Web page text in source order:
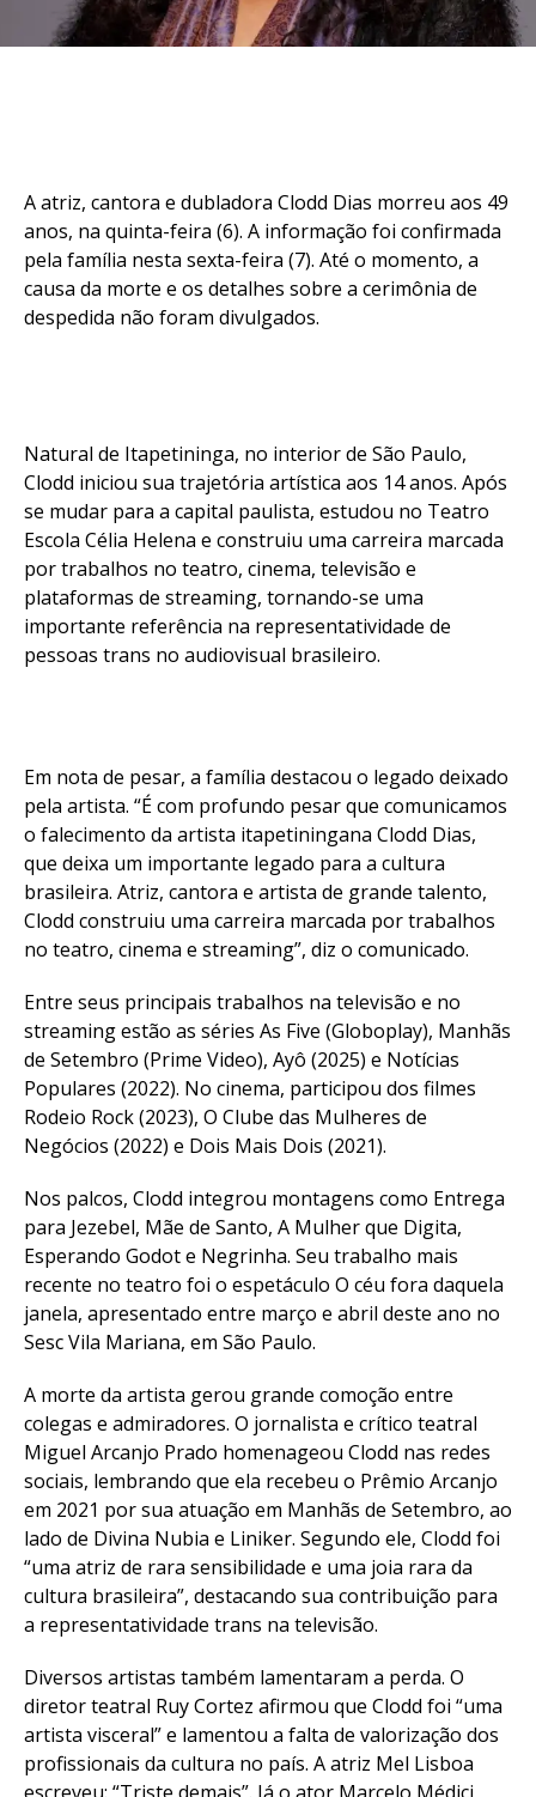
A atriz, cantora e dubladora Clodd Dias morreu aos 49
anos, na quinta-feira (6). A informação foi confirmada
pela família nesta sexta-feira (7). Até o momento, a
causa da morte e os detalhes sobre a cerimônia de
despedida não foram divulgados.
Natural de Itapetininga, no interior de São Paulo,
Clodd iniciou sua trajetória artística aos 14 anos. Após
se mudar para a capital paulista, estudou no Teatro
Escola Célia Helena e construiu uma carreira marcada
por trabalhos no teatro, cinema, televisão e
plataformas de streaming, tornando-se uma
importante referência na representatividade de
pessoas trans no audiovisual brasileiro.
Em nota de pesar, a família destacou o legado deixado
pela artista. “É com profundo pesar que comunicamos
o falecimento da artista itapetiningana Clodd Dias,
que deixa um importante legado para a cultura
brasileira. Atriz, cantora e artista de grande talento,
Clodd construiu uma carreira marcada por trabalhos
no teatro, cinema e streaming”, diz o comunicado.
Entre seus principais trabalhos na televisão e no
streaming estão as séries As Five (Globoplay), Manhãs
de Setembro (Prime Video), Ayô (2025) e Notícias
Populares (2022). No cinema, participou dos filmes
Rodeio Rock (2023), O Clube das Mulheres de
Negócios (2022) e Dois Mais Dois (2021).
Nos palcos, Clodd integrou montagens como Entrega
para Jezebel, Mãe de Santo, A Mulher que Digita,
Esperando Godot e Negrinha. Seu trabalho mais
recente no teatro foi o espetáculo O céu fora daquela
janela, apresentado entre março e abril deste ano no
Sesc Vila Mariana, em São Paulo.
A morte da artista gerou grande comoção entre
colegas e admiradores. O jornalista e crítico teatral
Miguel Arcanjo Prado homenageou Clodd nas redes
sociais, lembrando que ela recebeu o Prêmio Arcanjo
em 2021 por sua atuação em Manhãs de Setembro, ao
lado de Divina Nubia e Liniker. Segundo ele, Clodd foi
“uma atriz de rara sensibilidade e uma joia rara da
cultura brasileira”, destacando sua contribuição para
a representatividade trans na televisão.
Diversos artistas também lamentaram a perda. O
diretor teatral Ruy Cortez afirmou que Clodd foi “uma
artista visceral” e lamentou a falta de valorização dos
profissionais da cultura no país. A atriz Mel Lisboa